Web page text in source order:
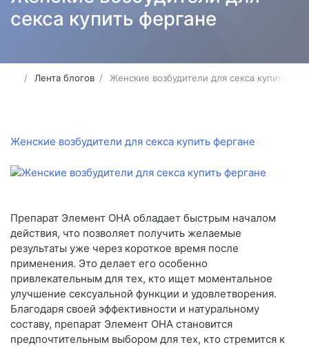
секса купить фергане
Лента блогов Женские возбудители для секса купить
Женские возбудители для секса купить фергане
Препарат Элемент ОНА обладает быстрым началом
действия, что позволяет получить желаемые
результаты уже через короткое время после
применения. Это делает его особенно
привлекательным для тех, кто ищет моментальное
улучшение сексуальной функции и удовлетворения.
Благодаря своей эффективности и натуральному
составу, препарат Элемент ОНА становится
предпочтительным выбором для тех, кто стремится к